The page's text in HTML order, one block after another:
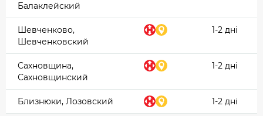
Балаклейский
Шевченково,
Шевченковский
1-2 дні
Сахновщина,
Сахновщинский
1-2 дні
Близнюки, Лозовский 1-2 дні